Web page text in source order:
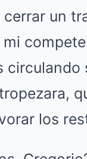
un
mi
circulando
los